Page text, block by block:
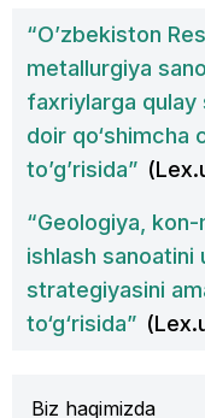
“O’zbekiston
metallurgiya
faxriylarga
doir qo‘shimcha
to’g’risida”
“Geologiya,
ishlash sanoatini
strategiyasini
to‘g‘risida”
Biz haqimizda